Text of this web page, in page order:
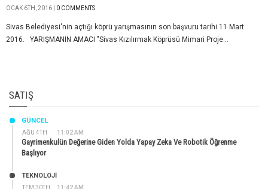
OCAK 6TH, 2016 | 0 COMMENTS
Sivas Belediyesi'nin açtığı köprü yarışmasının son başvuru tarihi 11 Mart
2016. YARIŞMANIN AMACI "Sivas Kızılırmak Köprüsü Mimari Proje...
SATIŞ
AĞU 4TH 11:02 AM
GÜNCEL
Gayrimenkulün Değerine Giden Yolda Yapay Zeka Ve Robotik Öğrenme
Başlıyor
TEKNOLOJİ